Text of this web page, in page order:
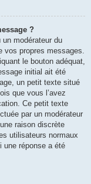
?
modérateur du
vos propres messages.
le bouton adéquat,
initial ait été
un petit texte situé
que vous l’avez
Ce petit texte
par un modérateur
raison discrète
utilisateurs normaux
une réponse a été